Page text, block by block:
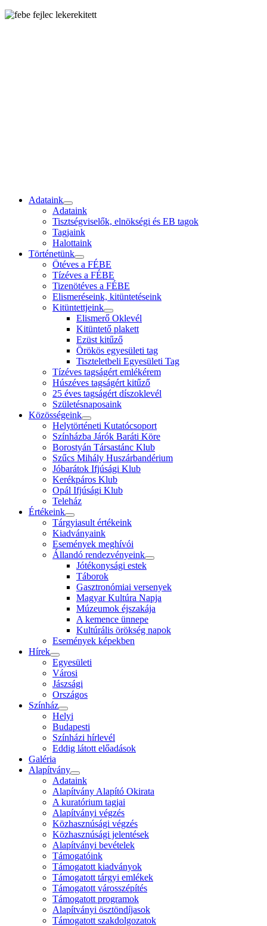
Adataink
Adataink
Tisztségviselők, elnökségi és EB tagok
Tagjaink
Halottaink
Történetünk
Ötéves a FÉBE
Tízéves a FÉBE
Tizenötéves a FÉBE
Elismeréseink, kitüntetéseink
Kitüntettjeink
Elismerő Oklevél
Kitüntető plakett
Ezüst kitűző
Örökös egyesületi tag
Tiszteletbeli Egyesületi Tag
Tízéves tagságért emlékérem
Húszéves tagságért kitűző
25 éves tagságért díszoklevél
Születésnaposaink
Közösségeink
Helytörténeti Kutatócsoport
Színházba Járók Baráti Köre
Borostyán Társastánc Klub
Szűcs Mihály Huszárbandérium
Jóbarátok Ifjúsági Klub
Kerékpáros Klub
Opál Ifjúsági Klub
Teleház
Értékeink
Tárgyiasult értékeink
Kiadványaink
Események meghívói
Állandó rendezvényeink
Jótékonysági estek
Táborok
Gasztronómiai versenyek
Magyar Kultúra Napja
Múzeumok éjszakája
A kemence ünnepe
Kultúrális örökség napok
Események képekben
Hírek
Egyesületi
Városi
Jászsági
Országos
Színház
Helyi
Budapesti
Színházi hírlevél
Eddig látott előadások
Galéria
Alapítvány
Adataink
Alapítvány Alapító Okirata
A kuratórium tagjai
Alapítványi végzés
Közhasznúsági végzés
Közhasznúsági jelentések
Alapítványi bevételek
Támogatóink
Támogatott kiadványok
Támogatott tárgyi emlékek
Támogatott városszépítés
Támogatott programok
Alapítványi ösztöndíjasok
Támogatott szakdolgozatok